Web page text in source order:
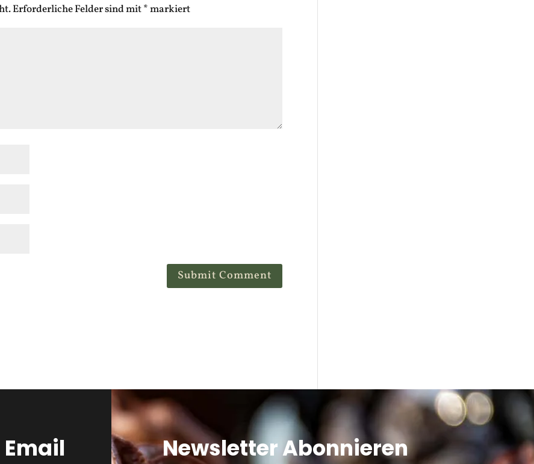
Erforderliche Felder sind mit*markiert
Email Newsletter Abonnieren